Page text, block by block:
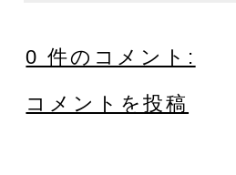
0 件のコメント:
コメントを投稿